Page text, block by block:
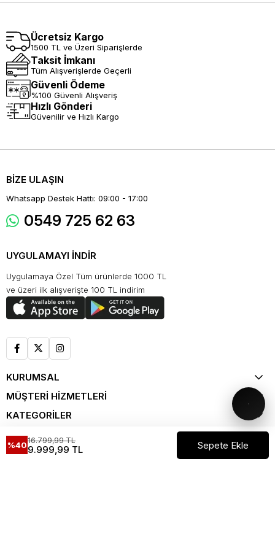
Ücretsiz Kargo
1500 TL ve Üzeri Siparişlerde
Taksit İmkanı
Tüm Alışverişlerde Geçerli
Güvenli Ödeme
%100 Güvenli Alışveriş
Hızlı Gönderi
Güvenilir ve Hızlı Kargo
BİZE ULAŞIN
Whatsapp Destek Hattı: 09:00 - 17:00
0549 725 62 63
UYGULAMAYI İNDİR
Uygulamaya Özel Tüm ürünlerde 1000 TL
ve üzeri ilk alışverişte 100 TL indirim
KURUMSAL
MÜŞTERİ HİZMETLERİ
KATEGORİLER
ALIŞVERİŞ
KATALOG
%4016.799,99 TL
9.999,99 TL